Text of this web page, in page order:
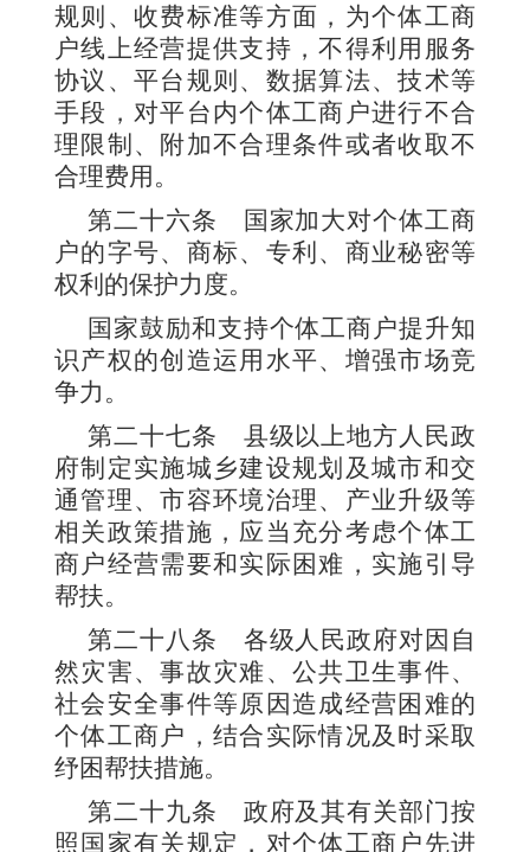
规则、收费标准等方面，为个体工商
户线上经营提供支持，不得利用服务
协议、平台规则、数据算法、技术等
手段，对平台内个体工商户进行不合
理限制、附加不合理条件或者收取不
合理费用。
第二十六条
国家加大对个体工商
户的字号、商标、专利、商业秘密等
权利的保护力度。
国家鼓励和支持个体工商户提升知
识产权的创造运用水平、增强市场竞
争力。
第二十七条 县级以上地方人民政
府制定实施城乡建设规划及城市和交
通管理、市容环境治理、产业升级等
相关政策措施，应当充分考虑个体工
商户经营需要和实际困难，实施引导
帮扶。
第二十八条 各级人民政府对因自
然灾害、事故灾难、公共卫生事件、
社会安全事件等原因造成经营困难的
个体工商户，结合实际情况及时采取
纾困帮扶措施。
第二十九条 政府及其有关部门按
照国家有关规定，对个体工商户先进